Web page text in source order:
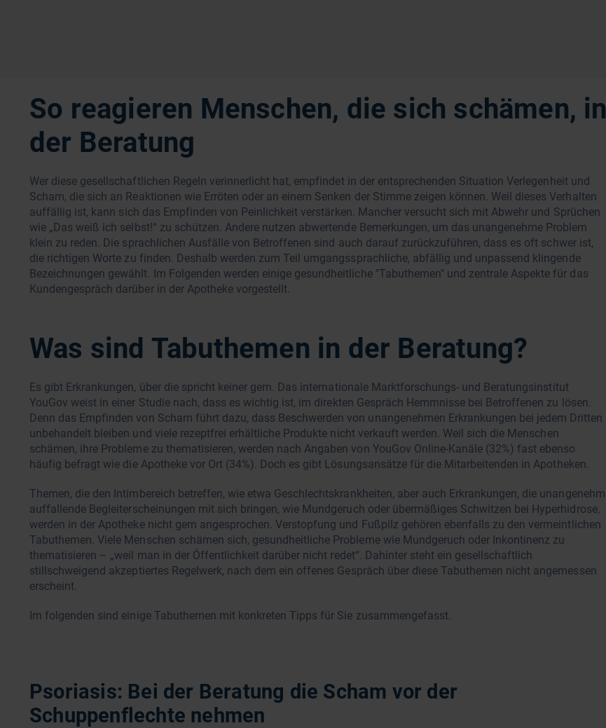
So reagieren Menschen, die sich schämen, in
der Beratung
Wer diese gesellschaftlichen Regeln verinnerlicht hat, empfindet in der entsprechenden Situation Verlegenheit und
Scham, die sich an Reaktionen wie Erröten oder an einem Senken der Stimme zeigen können. Weil dieses Verhalten
auffällig ist, kann sich das Empfinden von Peinlichkeit verstärken. Mancher versucht sich mit Abwehr und Sprüchen
wie „Das weiß ich selbst!“ zu schützen. Andere nutzen abwertende Bemerkungen, um das unangenehme Problem
klein zu reden. Die sprachlichen Ausfälle von Betroffenen sind auch darauf zurückzuführen, dass es oft schwer ist,
die richtigen Worte zu finden. Deshalb werden zum Teil umgangssprachliche, abfällig und unpassend klingende
Bezeichnungen gewählt. Im Folgenden werden einige gesundheitliche "Tabuthemen" und zentrale Aspekte für das
Kundengespräch darüber in der Apotheke vorgestellt.
Was sind Tabuthemen in der Beratung?
Es gibt Erkrankungen, über die spricht keiner gern. Das internationale Marktforschungs- und Beratungsinstitut
YouGov weist in einer Studie nach, dass es wichtig ist, im direkten Gespräch Hemmnisse bei Betroffenen zu lösen.
Denn das Empfinden von Scham führt dazu, dass Beschwerden von unangenehmen Erkrankungen bei jedem Dritten
unbehandelt bleiben und viele rezeptfrei erhältliche Produkte nicht verkauft werden. Weil sich die Menschen
schämen, ihre Probleme zu thematisieren, werden nach Angaben von YouGov Online-Kanäle (32%) fast ebenso
häufig befragt wie die Apotheke vor Ort (34%). Doch es gibt Lösungsansätze für die Mitarbeitenden in Apotheken.
Themen, die den Intimbereich betreffen, wie etwa Geschlechtskrankheiten, aber auch Erkrankungen, die unangenehm
auffallende Begleiterscheinungen mit sich bringen, wie Mundgeruch oder übermäßiges Schwitzen bei Hyperhidrose,
werden in der Apotheke nicht gern angesprochen. Verstopfung und Fußpilz gehören ebenfalls zu den vermeintlichen
Tabuthemen. Viele Menschen schämen sich, gesundheitliche Probleme wie Mundgeruch oder Inkontinenz zu
thematisieren – „weil man in der Öffentlichkeit darüber nicht redet“. Dahinter steht ein gesellschaftlich
stillschweigend akzeptiertes Regelwerk, nach dem ein offenes Gespräch über diese Tabuthemen nicht angemessen
erscheint.
Im folgenden sind einige Tabuthemen mit konkreten Tipps für Sie zusammengefasst.
Psoriasis: Bei der Beratung die Scham vor der
Schuppenflechte nehmen